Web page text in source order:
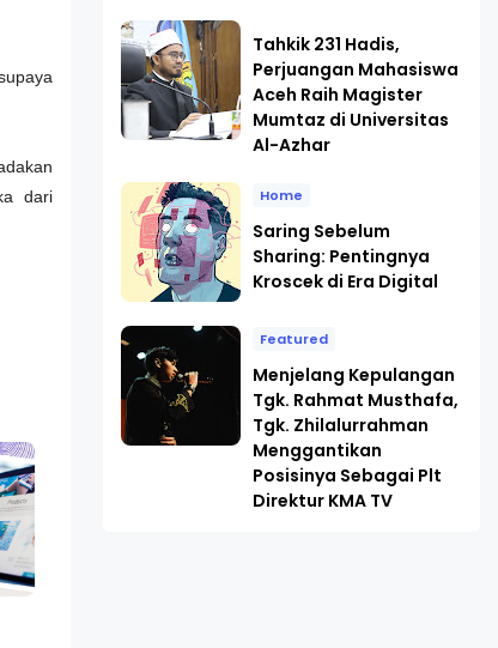
dari
Tahkik 231 Hadis,
Perjuangan Mahasiswa
Aceh Raih Magister
Mumtaz di Universitas
Al-Azhar
Home
Saring Sebelum
Sharing: Pentingnya
Kroscek di Era Digital
Featured
Menjelang Kepulangan
Tgk. Rahmat Musthafa,
Tgk. Zhilalurrahman
Menggantikan
Posisinya Sebagai Plt
Direktur KMA TV